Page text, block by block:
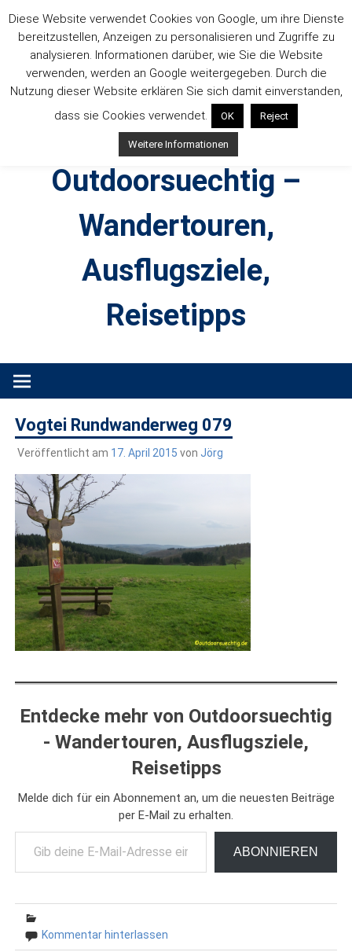
Inhalt
springen
Outdoorsuechtig –
Wandertouren,
Ausflugsziele,
Reisetipps
Produkttests und Buchrezensionen. Ein Blog für alle, die gern
Vogtei Rundwanderweg 079
Veröffentlicht am 17. April 2015 von Jörg
Entdecke mehr von Outdoorsuechtig
- Wandertouren, Ausflugsziele,
Reisetipps
Melde dich für ein Abonnement an, um die neuesten Beiträge
per E-Mail zu erhalten.
Gib deine E-Mail-Adresse ein ...
ABONNIEREN
Kommentar hinterlassen
Diese Website verwendet Cookies von Google, um ihre Dienste
bereitzustellen, Anzeigen zu personalisieren und Zugriffe zu
analysieren. Informationen darüber, wie Sie die Website
verwenden, werden an Google weitergegeben. Durch die
Nutzung dieser Website erklären Sie sich damit einverstanden,
dass sie Cookies verwendet.
OK Reject
Weitere Informationen